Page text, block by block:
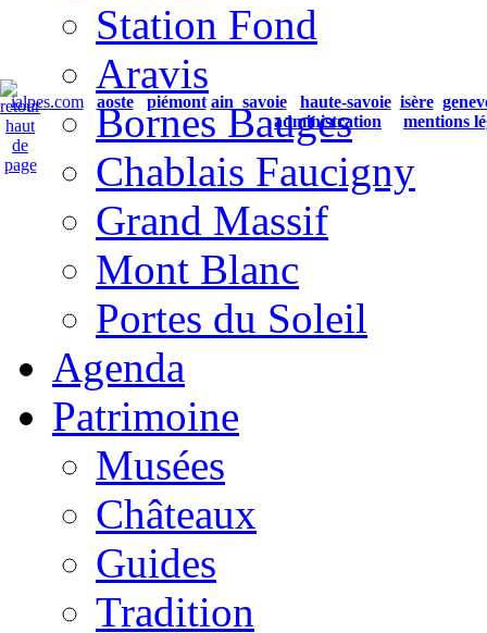
ialpes.com aoste piémont ain savoie haute-savoie isère
administration
mentions
Station Fond
Aravis
Bornes Bauges
Chablais Faucigny
Grand Massif
Mont Blanc
Portes du Soleil
Agenda
Patrimoine
Musées
Châteaux
Guides
Tradition